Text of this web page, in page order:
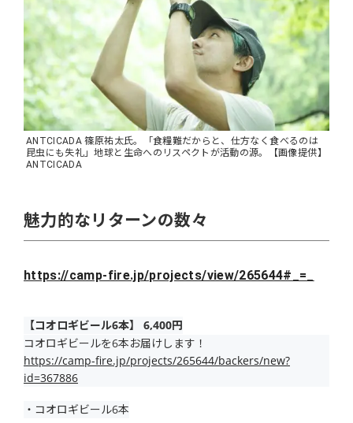
ANTCICADA 篠原祐太氏。「食糧難だからと、仕方なく食べるのは
昆虫にも失礼」地球と生命へのリスペクトが活動の源。【画像提供】
ANTCICADA
魅力的なリターンの数々
https://camp-fire.jp/projects/view/265644#_=_
【コオロギビール6本】 6,400円
コオロギビールを6本お届けします！
https://camp-fire.jp/projects/265644/backers/new?
id=367886
・コオロギビール6本